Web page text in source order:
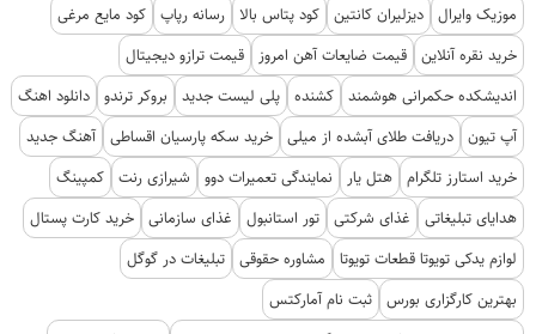
موزیک وایرال دیزلیران کانتین کود پتاس بالا رسانه رپاپ کود مایع مرغی
خرید نقره آنلاین قیمت ضایعات آهن امروز
قیمت ترازو دیجیتال
اندیشکده حکمرانی هوشمند کشنده پلی لیست جدید بروکر ترندو دانلود اهنگ
آپ تیون دریافت طلای آبشده از میلی خرید سکه پارسیان اقساطی آهنگ جدید
خرید استارز تلگرام هتل یار نمایندگی تعمیرات دوو شیرازی رنت کمپینگ
هدایای تبلیغاتی
غذای شرکتی تور استانبول غذای سازمانی خرید کارت پستال
لوازم یدکی تویوتا قطعات تویوتا
مشاوره حقوقی تبلیغات در گوگل
بهترین کارگزاری بورس ثبت نام آمارکتس